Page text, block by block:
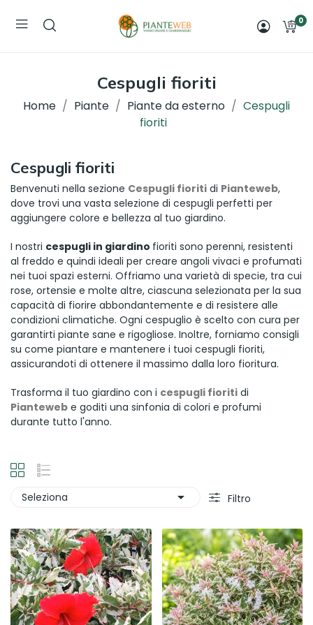
0
Cespugli fioriti
Home Piante Piante da esterno
Cespugli
fioriti
Cespugli fioriti
Benvenuti nella sezione Cespugli fioriti di Pianteweb,
dove trovi una vasta selezione di cespugli perfetti per
aggiungere colore e bellezza al tuo giardino.
I nostri cespugli in giardino fioriti sono perenni, resistenti
al freddo e quindi ideali per creare angoli vivaci e profumati
nei tuoi spazi esterni. Offriamo una varietà di specie, tra cui
rose, ortensie e molte altre, ciascuna selezionata per la sua
capacità di fiorire abbondantemente e di resistere alle
condizioni climatiche. Ogni cespuglio è scelto con cura per
garantirti piante sane e rigogliose. Inoltre, forniamo consigli
su come piantare e mantenere i tuoi cespugli fioriti,
assicurandoti di ottenere il massimo dalla loro fioritura.
Trasforma il tuo giardino con i cespugli fioriti di
Pianteweb e goditi una sinfonia di colori e profumi
durante tutto l'anno.
Seleziona  Filtro